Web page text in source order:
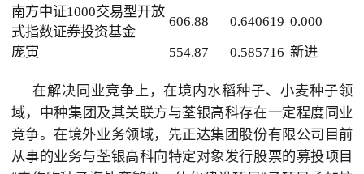
南方中证1000交易型开放
式指数证券投资基金
606.88 0.640619 0.000
庞寅
554.87 0.585716 新进
在解决同业竞争上，在境内水稻种子、小麦种子领
域， 中种集团及其关联方与荃银高科存在一定程度同业
竞争。在境外业务领域，先正达集团股份有限公司目前
从事的业务与荃银高科向特定对象发行股票的募投项目